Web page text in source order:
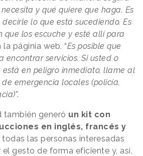
y qué quiere que haga. Es
lo que está sucediendo. Es
que los escuche y esté allí para
la páginia web. “Es posible que
encontrar servicios. Si usted o
está en peligro inmediato, llame al
de emergencia locales (policía,
”.
también generó un kit con
en inglés, francés y
todas las personas interesadas
gesto de forma eficiente y, así,